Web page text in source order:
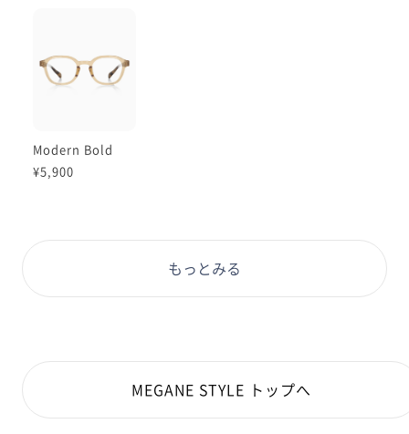
Modern Bold
¥5,900
もっとみる
MEGANE STYLE トップへ